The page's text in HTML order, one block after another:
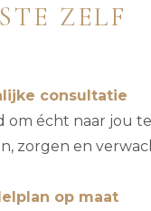
voelt. Een groot
De persoonlijke
de goede service
resultaten
esthetisch arts
Absoluut een
ZELF
consultatie
om écht naar jou
zorgen en
op maat